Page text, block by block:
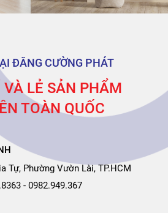
ĐĂNG CƯỜNG PHÁT
VÀ LẺ SẢN PHẨM
TOÀN QUỐC
Tự, Phường Vườn Lài, TP.HCM
- 0982.949.367